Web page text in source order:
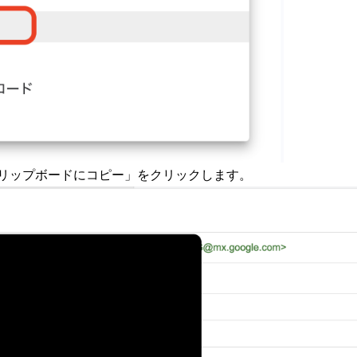
プボードにコピー」をクリックします。